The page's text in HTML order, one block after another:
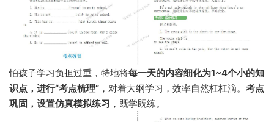
怕孩子学习负担过重，特地将每一天的内容细化为1~4个小的知
识点，进行“考点梳理” ，对着大纲学习，效率自然杠杠滴。 考点
巩固，设置仿真模拟练习 ，既学既练。